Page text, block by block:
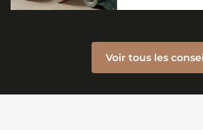
Voir tous les